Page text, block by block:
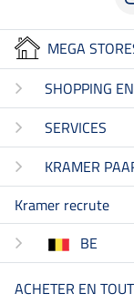
MEGA
SHOPPING
SERVICES
KRAMER
Kramer recrute
BE
ACHETER EN